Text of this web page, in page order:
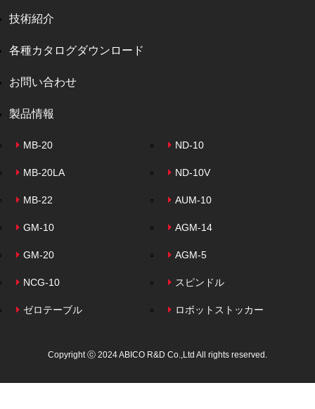
技術紹介
各種カタログダウンロード
お問い合わせ
製品情報
MB-20 ND-10
MB-20LA ND-10V
MB-22 AUM-10
GM-10 AGM-14
GM-20 AGM-5
NCG-10 スピンドル
ゼロテーブル ロボットストッカー
Copyright ⓒ 2024 ABICO R&D Co.,Ltd All rights reserved.